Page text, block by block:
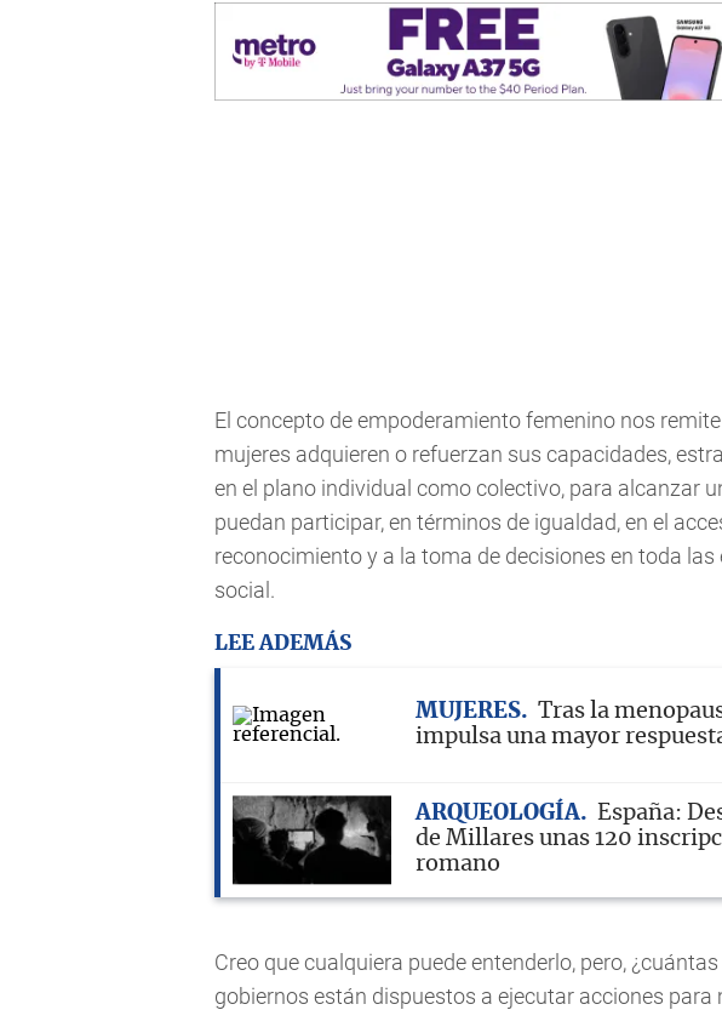
El concepto de empoderamiento femenino nos
mujeres adquieren o refuerzan sus capacidades,
en el plano individual como colectivo, para alcanzar
puedan participar, en términos de igualdad, en el
reconocimiento y a la toma de decisiones en toda
social.
LEE ADEMÁS
MUJERES
Tras la
impulsa una mayor
ARQUEOLOGÍA
España:
de Millares unas 120
romano
Creo que cualquiera puede entenderlo, pero,
gobiernos están dispuestos a ejecutar acciones para